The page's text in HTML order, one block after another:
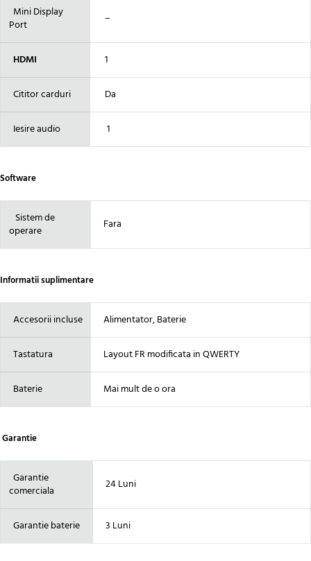
Mini Display
Port
–
HDMI 1
Cititor carduri Da
Iesire audio 1
Software
Sistem de
operare
Fara
Informatii suplimentare
Accesorii incluse Alimentator, Baterie
Tastatura Layout FR modificata in QWERTY
Baterie Mai mult de o ora
Garantie
Garantie
comerciala
24 Luni
Garantie baterie 3 Luni